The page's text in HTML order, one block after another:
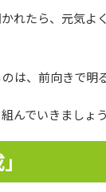
れたら、元気よ
は、前向きで明
んでいきましょ